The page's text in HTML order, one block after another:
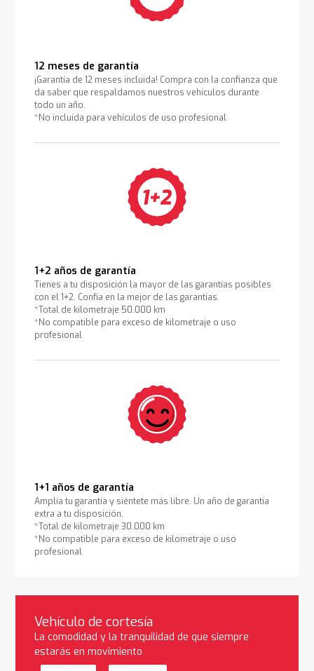
12 meses de garantía
¡Garantía de 12 meses incluida! Compra con la confianza que
da saber que respaldamos nuestros vehículos durante
todo un año.
*No incluida para vehículos de uso profesional
1+2 años de garantía
Tienes a tu disposición la mayor de las garantías posibles
con el 1+2. Confía en la mejor de las garantías.
*Total de kilometraje 50.000 km
*No compatible para exceso de kilometraje o uso
profesional
1+1 años de garantía
Amplía tu garantía y siéntete más libre. Un año de garantía
extra a tu disposición.
*Total de kilometraje 30.000 km
*No compatible para exceso de kilometraje o uso
profesional
Vehículo de cortesía
La comodidad y la tranquilidad de que siempre
estarás en movimiento